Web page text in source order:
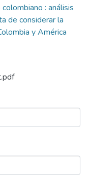
: análisis
de considerar la
y América